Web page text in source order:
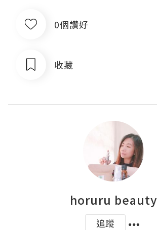
0個讚好
收藏
horuru beauty
追蹤